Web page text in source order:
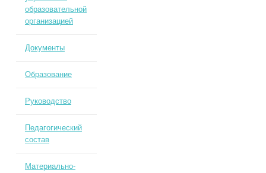
образовательной
организацией
Документы
Образование
Руководство
Педагогический
состав
Материально-